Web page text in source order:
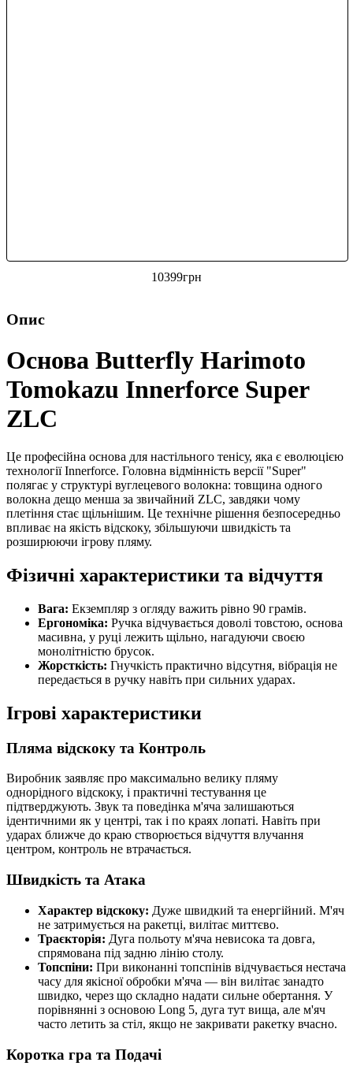
10399грн
Опис
Основа Butterfly Harimoto
Tomokazu Innerforce Super
ZLC
Це професійна основа для настільного тенісу, яка є еволюцією
технології Innerforce. Головна відмінність версії "Super"
полягає у структурі вуглецевого волокна: товщина одного
волокна дещо менша за звичайний ZLC, завдяки чому
плетіння стає щільнішим. Це технічне рішення безпосередньо
впливає на якість відскоку, збільшуючи швидкість та
розширюючи ігрову пляму.
Фізичні характеристики та відчуття
Вага: Екземпляр з огляду важить рівно 90 грамів.
Ергономіка: Ручка відчувається доволі товстою, основа
масивна, у руці лежить щільно, нагадуючи своєю
монолітністю брусок.
Жорсткість: Гнучкість практично відсутня, вібрація не
передається в ручку навіть при сильних ударах.
Ігрові характеристики
Пляма відскоку та Контроль
Виробник заявляє про максимально велику пляму
однорідного відскоку, і практичні тестування це
підтверджують. Звук та поведінка м'яча залишаються
ідентичними як у центрі, так і по краях лопаті. Навіть при
ударах ближче до краю створюється відчуття влучання
центром, контроль не втрачається.
Швидкість та Атака
Характер відскоку: Дуже швидкий та енергійний. М'яч
не затримується на ракетці, вилітає миттєво.
Траєкторія: Дуга польоту м'яча невисока та довга,
спрямована під задню лінію столу.
Топспіни: При виконанні топспінів відчувається нестача
часу для якісної обробки м'яча — він вилітає занадто
швидко, через що складно надати сильне обертання. У
порівнянні з основою Long 5, дуга тут вища, але м'яч
часто летить за стіл, якщо не закривати ракетку вчасно.
Коротка гра та Подачі